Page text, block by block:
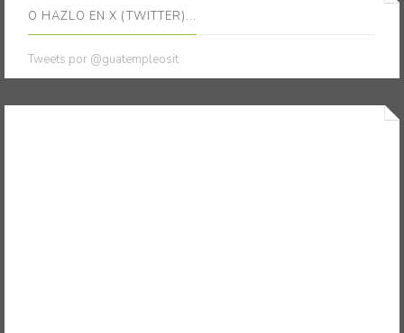
O HAZLO EN X (TWITTER)...
Tweets por @guatempleosit